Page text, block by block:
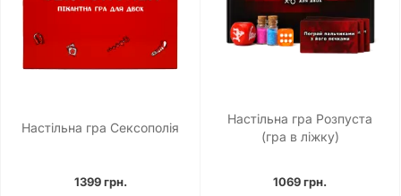
Настільна гра Сексополія
1399 грн.
Настільна гра Розпуста
(гра в ліжку)
1069 грн.